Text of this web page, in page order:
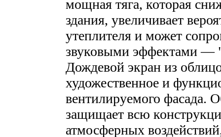
мощная тяга, которая
здания, увеличивает
утеплителя и может
звуковыми эффектами —
Дождевой экран из
художественное и
вентилируемого фасада.
защищает всю
атмосферных